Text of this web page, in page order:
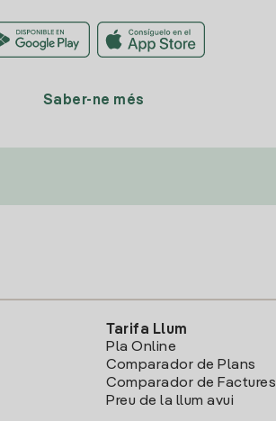
Saber-ne més
Tarifa Llum
Pla Online
Comparador de Plans
Comparador de Factures
Preu de la llum avui